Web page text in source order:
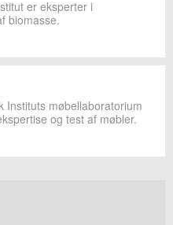
er eksperter i
biomasse.
Instituts møbellaboratorium
og test af møbler.